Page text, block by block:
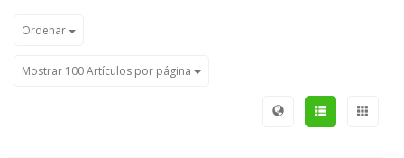
Ordenar
Mostrar 100 Artículos por página